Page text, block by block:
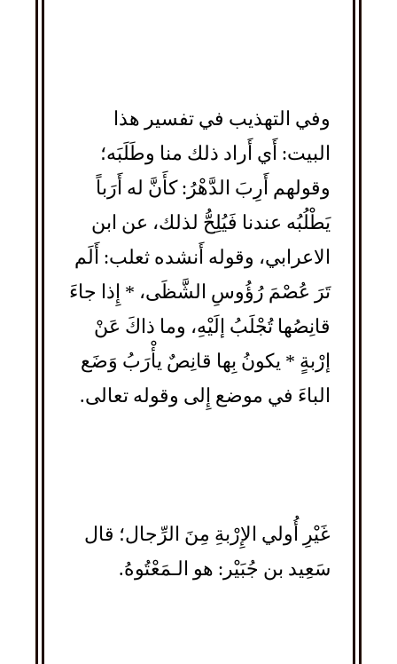
وفي التهذيب في تفسير هذا
البيت: أَي أَراد ذلك منا وطَلَبَه؛
وقولهم أَرِبَ الدَّهْرُ: كأَنَّ له أَرَباً
يَطْلُبُه عندنا فَيُلِحُّ لذلك، عن ابن
الاعرابي، وقوله أَنشده ثعلب: أَلَم
تَرَ عُصْمَ رُؤُوسِ الشَّظَى، * إِذا جاءَ
قانِصُها تُجْلَبُ إلَيْهِ، وما ذاكَ عَنْ
إرْبةٍ * يكونُ بِها قانِصٌ يأْرَبُ وَضَع
الباءَ في موضع إِلى وقوله تعالى.
غَيْرِ أُولي الإِرْبةِ مِنَ الرِّجال؛ قال
سَعِيد بن جُبَيْر: هو الـمَعْتُوهُ.